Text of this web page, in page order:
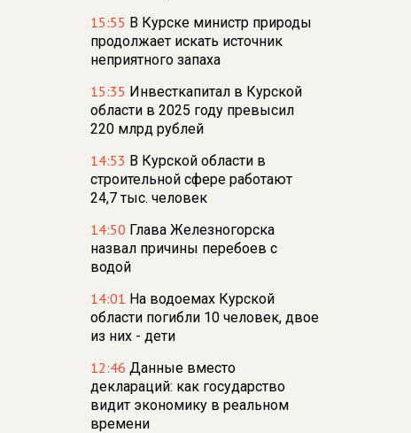
15:55 В Курске министр природы
продолжает искать источник
неприятного запаха
15:35 Инвесткапитал в Курской
области в 2025 году превысил
220 млрд рублей
14:53 В Курской области в
строительной сфере работают
24,7 тыс. человек
14:50 Глава Железногорска
назвал причины перебоев с
водой
14:01 На водоемах Курской
области погибли 10 человек, двое
из них - дети
12:46 Данные вместо
деклараций: как государство
видит экономику в реальном
времени